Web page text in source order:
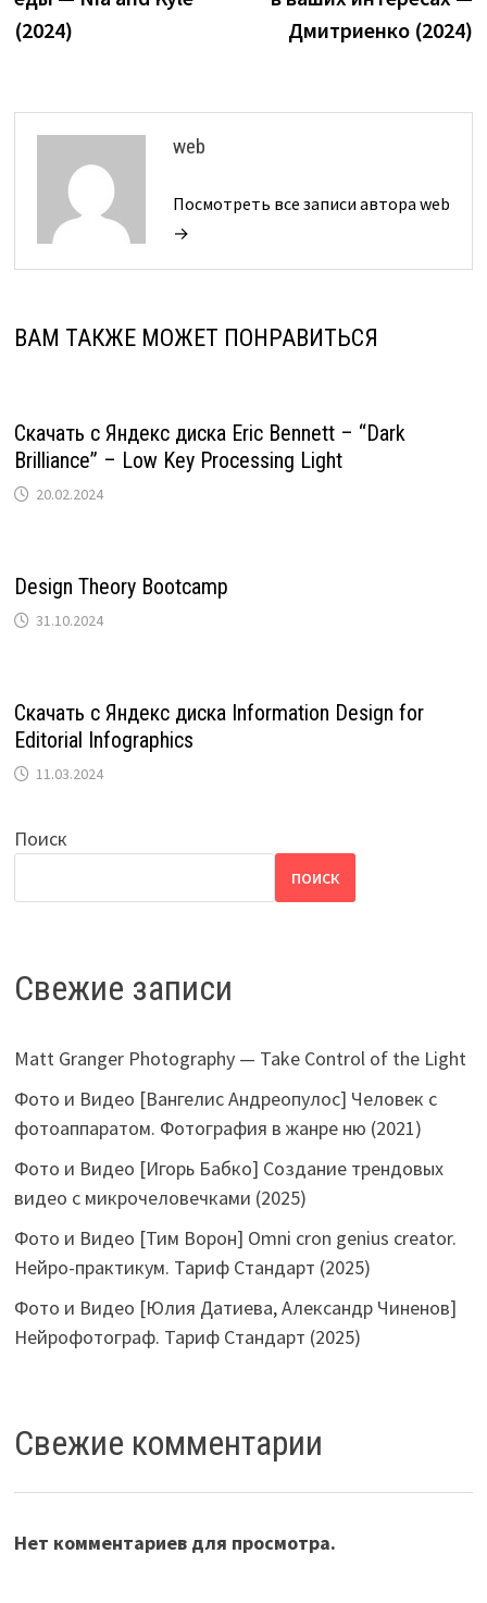
записям
(2024)
Дмитриенко (2024)
web
Посмотреть все записи автора web
→
ВАМ ТАКЖЕ МОЖЕТ ПОНРАВИТЬСЯ
Скачать с Яндекс диска Eric Bennett – “Dark
Brilliance” – Low Key Processing Light
20.02.2024
Design Theory Bootcamp
31.10.2024
Скачать с Яндекс диска Information Design for
Editorial Infographics
11.03.2024
Поиск
ПОИСК
Свежие записи
Matt Granger Photography — Take Control of the Light
Фото и Видео [Вангелис Андреопулос] Человек с
фотоаппаратом. Фотография в жанре ню (2021)
Фото и Видео [Игорь Бабко] Создание трендовых
видео с микрочеловечками (2025)
Фото и Видео [Тим Ворон] Omni cron genius creator.
Нейро-практикум. Тариф Стандарт (2025)
Фото и Видео [Юлия Датиева, Александр Чиненов]
Нейрофотограф. Тариф Стандарт (2025)
Свежие комментарии
Нет комментариев для просмотра.